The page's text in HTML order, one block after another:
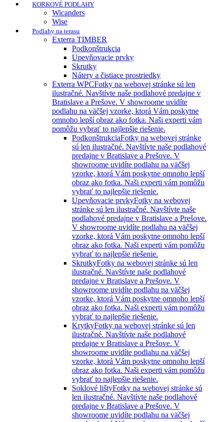
KORKOVÉ PODLAHY
Wicanders
Wise
Podlahy na terasu
Exterra TIMBER
Podkonštrukcia
Upevňovacie prvky
Skrutky
Nátery a čistiace prostriedky
Exterra WPCFotky na webovej stránke sú len
ilustračné. Navštívte naše podlahové predajne v
Bratislave a Prešove. V showroome uvidíte
podlahu na väčšej vzorke, ktorá Vám poskytne
omnoho lepší obraz ako fotka. Naši experti vám
pomôžu vybrať to najlepšie riešenie.
PodkonštrukciaFotky na webovej stránke
sú len ilustračné. Navštívte naše podlahové
predajne v Bratislave a Prešove. V
showroome uvidíte podlahu na väčšej
vzorke, ktorá Vám poskytne omnoho lepší
obraz ako fotka. Naši experti vám pomôžu
vybrať to najlepšie riešenie.
Upevňovacie prvkyFotky na webovej
stránke sú len ilustračné. Navštívte naše
podlahové predajne v Bratislave a Prešove.
V showroome uvidíte podlahu na väčšej
vzorke, ktorá Vám poskytne omnoho lepší
obraz ako fotka. Naši experti vám pomôžu
vybrať to najlepšie riešenie.
SkrutkyFotky na webovej stránke sú len
ilustračné. Navštívte naše podlahové
predajne v Bratislave a Prešove. V
showroome uvidíte podlahu na väčšej
vzorke, ktorá Vám poskytne omnoho lepší
obraz ako fotka. Naši experti vám pomôžu
vybrať to najlepšie riešenie.
KrytkyFotky na webovej stránke sú len
ilustračné. Navštívte naše podlahové
predajne v Bratislave a Prešove. V
showroome uvidíte podlahu na väčšej
vzorke, ktorá Vám poskytne omnoho lepší
obraz ako fotka. Naši experti vám pomôžu
vybrať to najlepšie riešenie.
Soklové lištyFotky na webovej stránke sú
len ilustračné. Navštívte naše podlahové
predajne v Bratislave a Prešove. V
showroome uvidíte podlahu na väčšej